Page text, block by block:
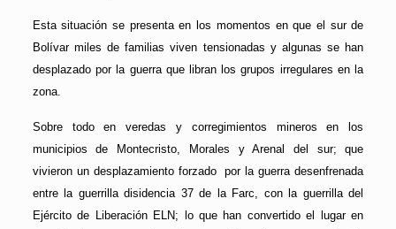
Esta situación se presenta en los momentos en que el sur de
Bolívar miles de familias viven tensionadas y algunas se han
desplazado por la guerra que libran los grupos irregulares en la
zona.
Sobre todo en veredas y corregimientos mineros en los
municipios de Montecristo, Morales y Arenal del sur; que
vivieron un desplazamiento forzado por la guerra desenfrenada
entre la guerrilla disidencia 37 de la Farc, con la guerrilla del
Ejército de Liberación ELN; lo que han convertido el lugar en